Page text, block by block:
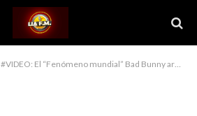
#VIDEO: El “Fenómeno mundial” Bad Bunny arroja al agua celular de fanática que supuestamente lo perseguía para tomarse una foto en La Romana